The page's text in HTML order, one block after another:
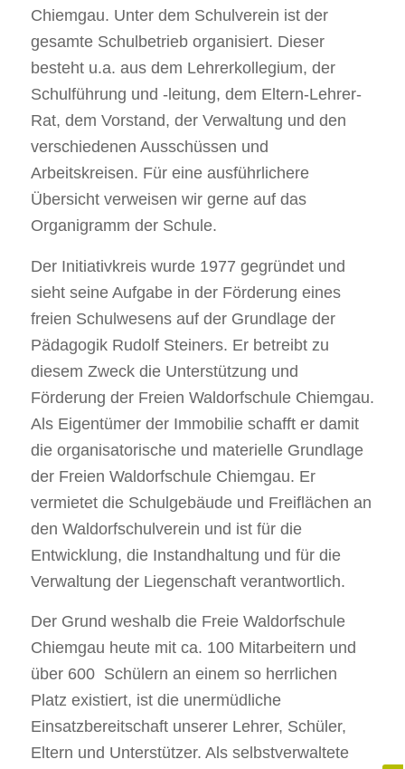
Chiemgau. Unter dem Schulverein ist der
gesamte Schulbetrieb organisiert. Dieser
besteht u.a. aus dem Lehrerkollegium, der
Schulführung und -leitung, dem Eltern-Lehrer-
Rat, dem Vorstand, der Verwaltung und den
verschiedenen Ausschüssen und
Arbeitskreisen. Für eine ausführlichere
Übersicht verweisen wir gerne auf das
Organigramm der Schule.
Der Initiativkreis wurde 1977 gegründet und
sieht seine Aufgabe in der Förderung eines
freien Schulwesens auf der Grundlage der
Pädagogik Rudolf Steiners. Er betreibt zu
diesem Zweck die Unterstützung und
Förderung der Freien Waldorfschule Chiemgau.
Als Eigentümer der Immobilie schafft er damit
die organisatorische und materielle Grundlage
der Freien Waldorfschule Chiemgau. Er
vermietet die Schulgebäude und Freiflächen an
den Waldorfschulverein und ist für die
Entwicklung, die Instandhaltung und für die
Verwaltung der Liegenschaft verantwortlich.
Der Grund weshalb die Freie Waldorfschule
Chiemgau heute mit ca. 100 Mitarbeitern und
über 600 Schülern an einem so herrlichen
Platz existiert, ist die unermüdliche
Einsatzbereitschaft unserer Lehrer, Schüler,
Eltern und Unterstützer. Als selbstverwaltete